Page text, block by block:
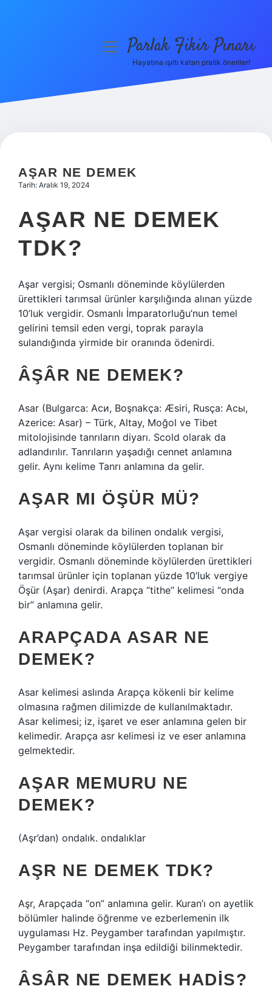
Hakkımızda
menüyüParlak Fikir Pınarı
Hayatına ışıltı katan pratik öneriler!
AŞAR NE DEMEK
Tarih: Aralık 19, 2024
AŞAR NE DEMEK
TDK?
Aşar vergisi; Osmanlı döneminde köylülerden
ürettikleri tarımsal ürünler karşılığında alınan yüzde
10’luk vergidir. Osmanlı İmparatorluğu’nun temel
gelirini temsil eden vergi, toprak parayla
sulandığında yirmide bir oranında ödenirdi.
ÂŞÂR NE DEMEK?
Asar (Bulgarca: Аси, Boşnakça: Æsiri, Rusça: Асы,
Azerice: Asar) – Türk, Altay, Moğol ve Tibet
mitolojisinde tanrıların diyarı. Scold olarak da
adlandırılır. Tanrıların yaşadığı cennet anlamına
gelir. Aynı kelime Tanrı anlamına da gelir.
AŞAR MI ÖŞÜR MÜ?
Aşar vergisi olarak da bilinen ondalık vergisi,
Osmanlı döneminde köylülerden toplanan bir
vergidir. Osmanlı döneminde köylülerden ürettikleri
tarımsal ürünler için toplanan yüzde 10’luk vergiye
Öşür (Aşar) denirdi. Arapça “tithe” kelimesi “onda
bir” anlamına gelir.
ARAPÇADA ASAR NE
DEMEK?
Asar kelimesi aslında Arapça kökenli bir kelime
olmasına rağmen dilimizde de kullanılmaktadır.
Asar kelimesi; iz, işaret ve eser anlamına gelen bir
kelimedir. Arapça asr kelimesi iz ve eser anlamına
gelmektedir.
AŞAR MEMURU NE
DEMEK?
(Aşr’dan) ondalık. ondalıklar
AŞR NE DEMEK TDK?
Aşr, Arapçada “on” anlamına gelir. Kuran’ı on ayetlik
bölümler halinde öğrenme ve ezberlemenin ilk
uygulaması Hz. Peygamber tarafından yapılmıştır.
Peygamber tarafından inşa edildiği bilinmektedir.
ÂSÂR NE DEMEK HADIS?